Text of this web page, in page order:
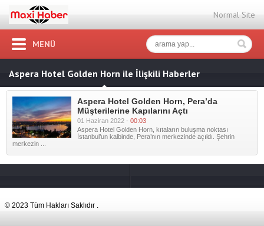
Normal Site
MENÜ
Aspera Hotel Golden Horn ile İlişkili Haberler
Aspera Hotel Golden Horn, Pera’da
Müşterilerine Kapılarını Açtı
01 Haziran 2022 - 00:03
Aspera Hotel Golden Horn, kıtaların buluşma noktası
İstanbul’un kalbinde, Pera’nın merkezinde açıldı. Şehrin
merkezin ...
© 2023 Tüm Hakları Saklıdır .